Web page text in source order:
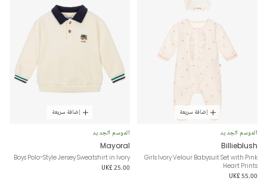
إضافة سريعة
الموسم الجديد
Billieblush
Girls Ivory Velour Babysuit Set with Pink
Heart Prints
UK£ 55.00
إضافة سريعة
الموسم الجديد
Mayoral
Boys Polo-Style Jersey Sweatshirt in Ivory
UK£ 25.00